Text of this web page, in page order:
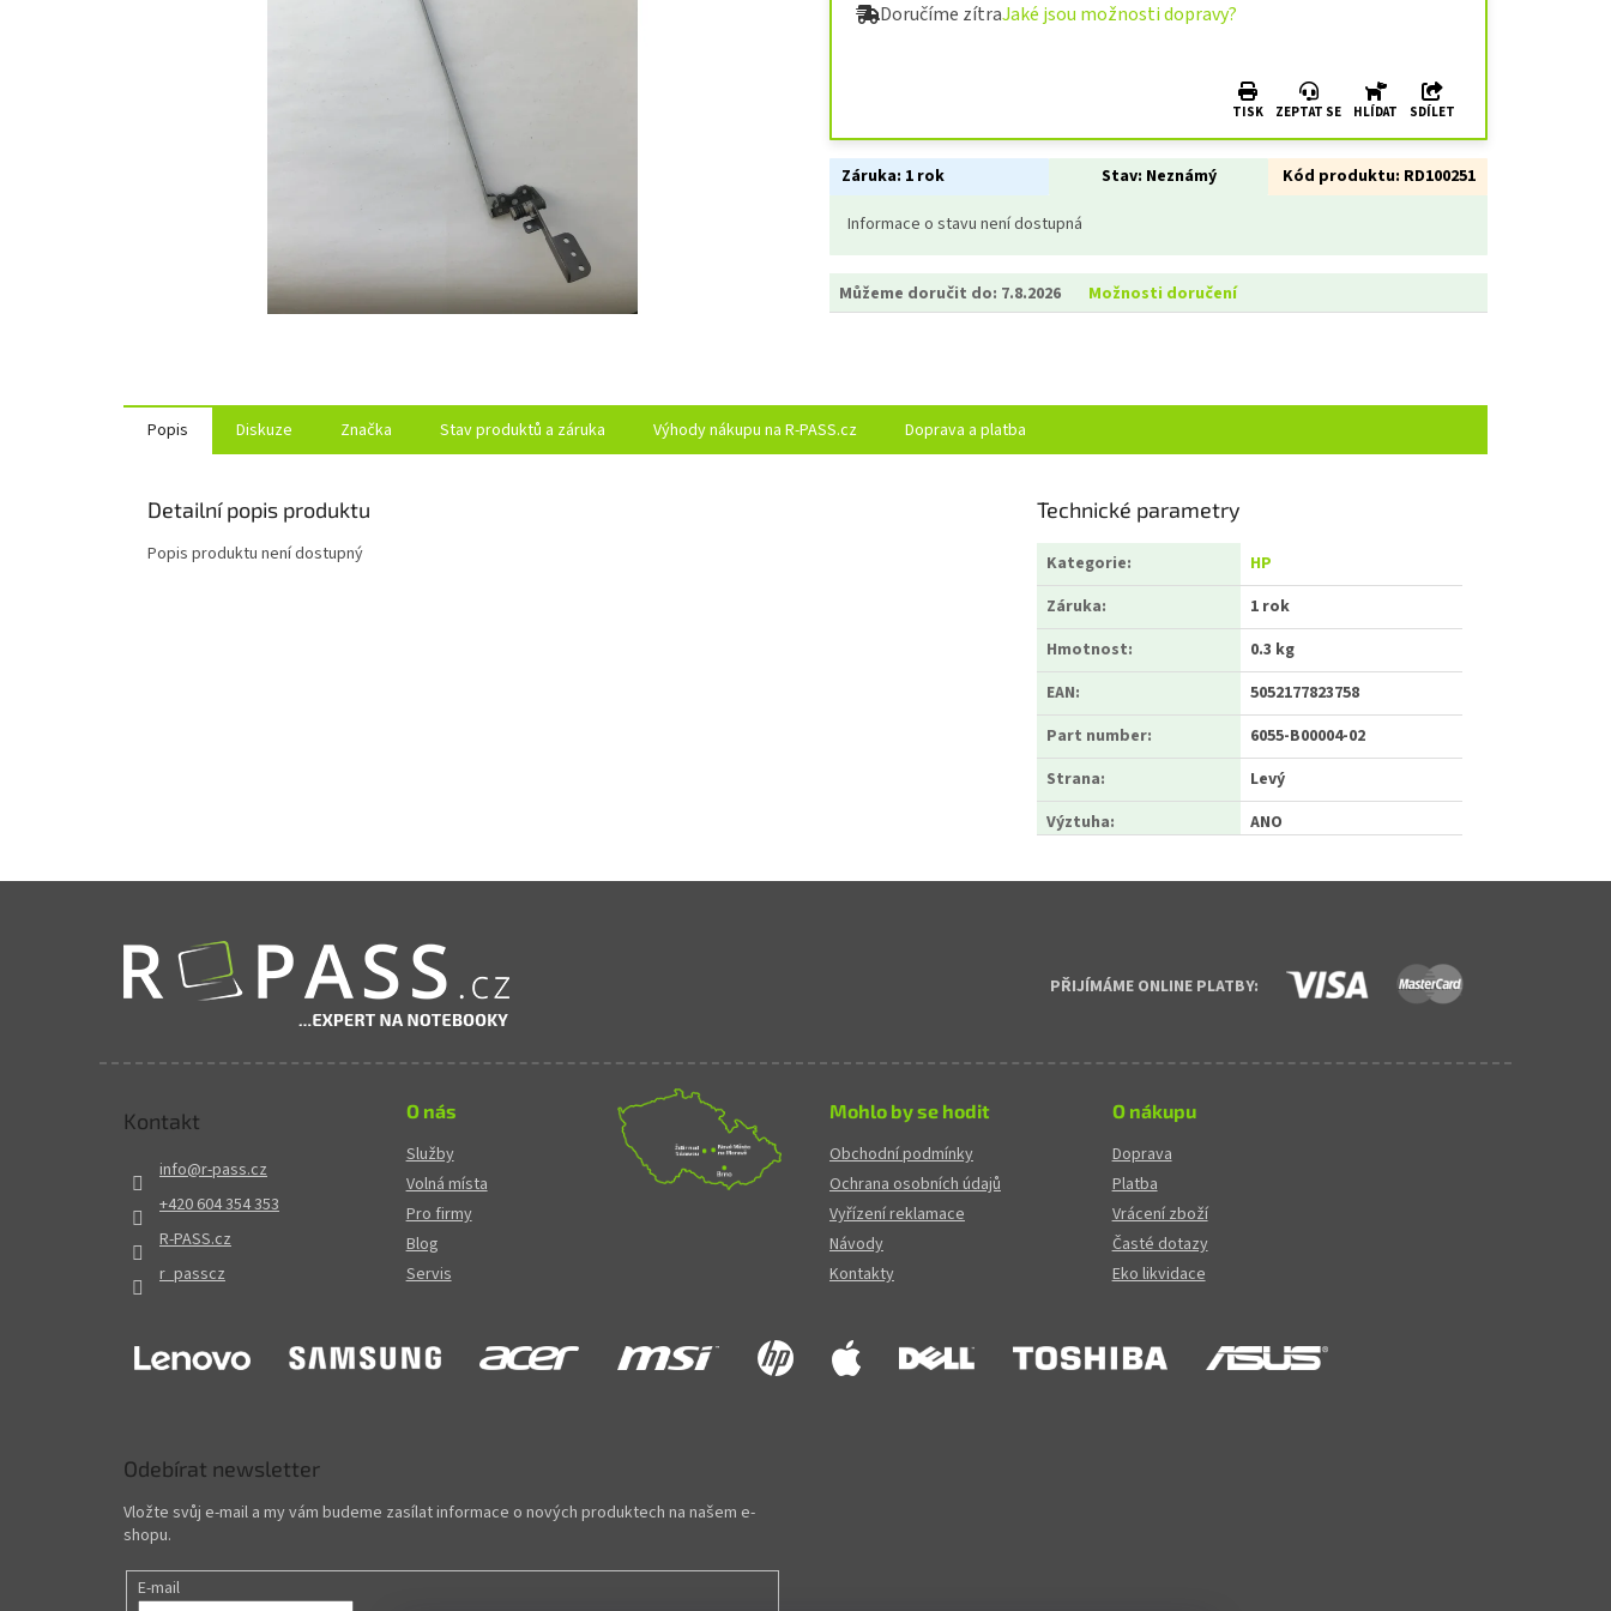
Doručíme zítraJaké jsou možnosti dopravy?
TISK ZEPTAT SE HLÍDAT SDÍLET
Záruka: 1 rok Stav: Neznámý Kód produktu: RD100251
Informace o stavu není dostupná
Můžeme doručit do: 7.8.2026 Možnosti doručení
Popis Diskuze Značka Stav produktů a záruka Výhody nákupu na R-PASS.cz Doprava a platba
Detailní popis produktu
Popis produktu není dostupný
Technické parametry
Kategorie:
HP
Záruka:
1 rok
Hmotnost:
0.3 kg
EAN:
5052177823758
Part number:
6055-B00004-02
Strana:
Levý
Výztuha: ANO
PŘIJÍMÁME ONLINE PLATBY:
Kontakt
info@r-pass.cz
+420 604 354 353
R-PASS.cz
r_passcz
O nás
Služby
Volná místa
Pro firmy
Blog
Servis
Mohlo by se hodit
Obchodní podmínky
Ochrana osobních údajů
Vyřízení reklamace
Návody
Kontakty
O nákupu
Doprava
Platba
Vrácení zboží
Časté dotazy
Eko likvidace
Odebírat newsletter
Vložte svůj e-mail a my vám budeme zasílat informace o nových produktech na našem e-
shopu.
E-mail